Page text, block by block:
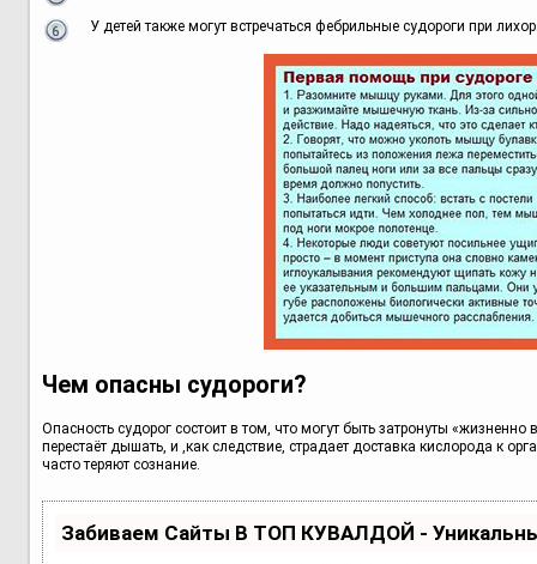
У детей также могут встречаться фебрильные судороги при
Чем опасны судороги?
Опасность судорог состоит в том, что могут быть затронуты
перестаёт дышать, и ,как следствие, страдает доставка кислорода к
часто теряют сознание.
Забиваем Сайты В ТОП КУВАЛДОЙ -